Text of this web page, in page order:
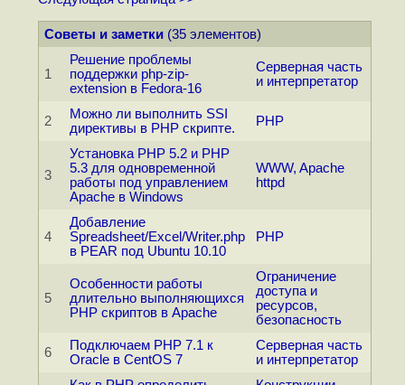
Советы и заметки (35 элементов)
1
Решение проблемы
поддержки php-zip-
extension в Fedora-16
Серверная часть
и интерпретатор
2
Можно ли выполнить SSI
директивы в PHP скрипте.
PHP
3
Установка PHP 5.2 и PHP
5.3 для одновременной
работы под управлением
Apache в Windows
WWW, Apache
httpd
4
Добавление
Spreadsheet/Excel/Writer.php
в PEAR под Ubuntu 10.10
PHP
5
Особенности работы
длительно выполняющихся
PHP скриптов в Apache
Ограничение
доступа и
ресурсов,
безопасность
6
Подключаем PHP 7.1 к
Oracle в CentOS 7
Серверная часть
и интерпретатор